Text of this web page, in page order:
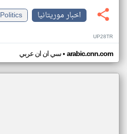
اخبار موريتانيا
Politics
UP28TR
سي ان ان عربي• arabic.cnn.com